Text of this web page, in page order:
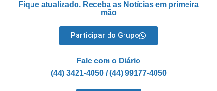
Fique atualizado. Receba as Notícias em primeira
mão
Participar do Grupo
Fale com o Diário
(44) 3421-4050 / (44) 99177-4050